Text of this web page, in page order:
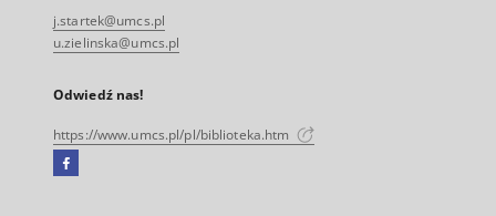
j.startek@umcs.pl
u.zielinska@umcs.pl
Odwiedź nas!
https://www.umcs.pl/pl/biblioteka.htm
Facebook